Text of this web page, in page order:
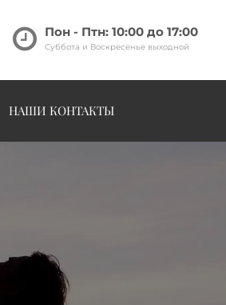
Пон - Птн: 10:00 до 17:00
Суббота и Воскресенье выходной
НАШИ КОНТАКТЫ